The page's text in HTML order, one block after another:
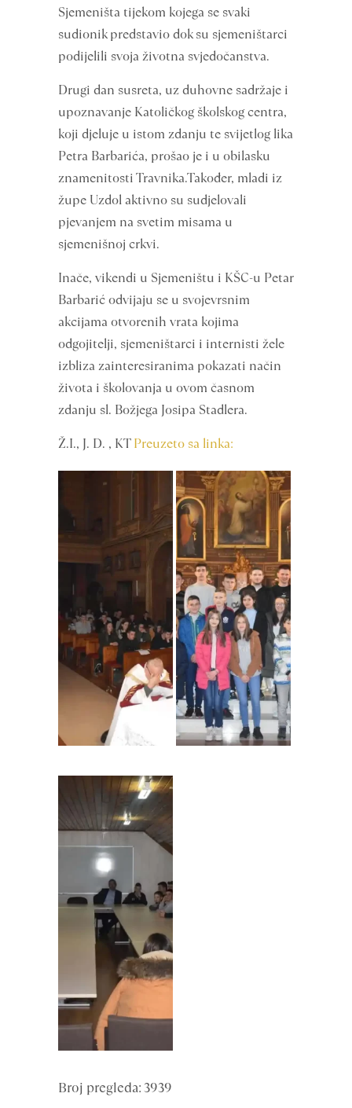
Sjemeništa tijekom kojega se svaki
sudionik predstavio dok su sjemeništarci
podijelili svoja životna svjedočanstva.
Drugi dan susreta, uz duhovne sadržaje i
upoznavanje Katoličkog školskog centra,
koji djeluje u istom zdanju te svijetlog lika
Petra Barbarića, prošao je i u obilasku
znamenitosti Travnika.Također, mladi iz
župe Uzdol aktivno su sudjelovali
pjevanjem na svetim misama u
sjemenišnoj crkvi.
Inače, vikendi u Sjemeništu i KŠC-u Petar
Barbarić odvijaju se u svojevrsnim
akcijama otvorenih vrata kojima
odgojitelji, sjemeništarci i internisti žele
izbliza zainteresiranima pokazati način
života i školovanja u ovom časnom
zdanju sl. Božjega Josipa Stadlera.
Ž.I., J. D. , KTPreuzeto sa linka:
Broj pregleda: 3939